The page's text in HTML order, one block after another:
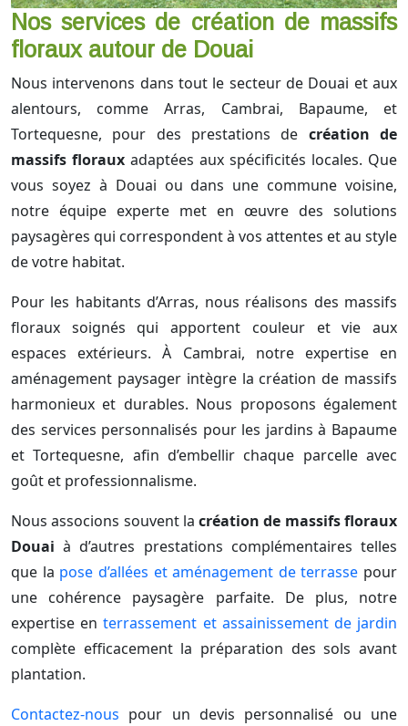
Nos services de création de massifs
floraux autour de Douai
Nous intervenons dans tout le secteur de Douai et aux
alentours, comme Arras, Cambrai, Bapaume, et
Tortequesne, pour des prestations de création de
massifs floraux adaptées aux spécificités locales. Que
vous soyez à Douai ou dans une commune voisine,
notre équipe experte met en œuvre des solutions
paysagères qui correspondent à vos attentes et au style
de votre habitat.
Pour les habitants d’Arras, nous réalisons des massifs
floraux soignés qui apportent couleur et vie aux
espaces extérieurs. À Cambrai, notre expertise en
aménagement paysager intègre la création de massifs
harmonieux et durables. Nous proposons également
des services personnalisés pour les jardins à Bapaume
et Tortequesne, afin d’embellir chaque parcelle avec
goût et professionnalisme.
Nous associons souvent lacréation de massifs floraux
Douai à d’autres prestations complémentaires telles
que la pose d’allées et aménagement de terrasse pour
une cohérence paysagère parfaite. De plus, notre
expertise enterrassement et assainissement de jardin
complète efficacement la préparation des sols avant
plantation.
Contactez-nous pour un devis personnalisé ou une